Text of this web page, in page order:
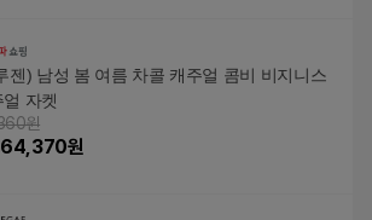
젠) 남성 봄 여름 차콜 캐주얼 콤비 비지니스
얼 자켓
원
64,370원